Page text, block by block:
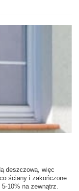
deszczową, więc
ściany i zakończone
10% na zewnątrz.